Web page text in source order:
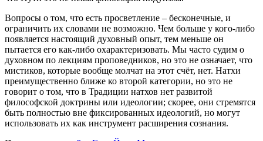
Вопросы о том, что есть просветление – бесконечные, и
ограничить их словами не возможно. Чем больше у кого-либо
появляется настоящий духовный опыт, тем меньше он
пытается его как-либо охарактеризовать. Мы часто судим о
духовном по лекциям проповедников, но это не означает, что
мистиков, которые вообще молчат на этот счёт, нет. Натхи
преимущественно ближе ко второй категории, но это не
говорит о том, что в Традиции натхов нет развитой
философской доктрины или идеологии; скорее, они стремятся
быть полностью вне фиксированных идеологий, но могут
использовать их как инструмент расширения сознания.